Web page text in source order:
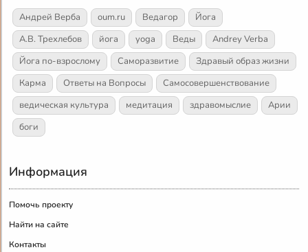
Андрей Верба oum.ru Ведагор
Йога
А.В. Трехлебов
йога yoga Веды
Andrey Verba
Йога по-взрослому
Саморазвитие
Здравый образ жизни
Карма
Ответы на Вопросы
Самосовершенствование
ведическая культура
медитация здравомыслие
Арии
боги
Информация
Помочь проекту
Найти на сайте
Контакты